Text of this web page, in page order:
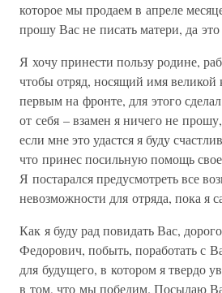
которое мы продаем в апреле
прошу Вас не писать матери, да
Я хочу принести пользу родине,
чтобы отряд, носящий имя
первым на фронте, для этого
от себя – взамен я ничего не
если мне это удастся я буду
что принес посильную помощь
Я постарался предусмотреть все
невозможности для отряда, пока я
Как я буду рад повидать Вас,
Федорович, побыть, поработать с
для будущего, в котором я твердо
в том, что мы победим. Посылаю